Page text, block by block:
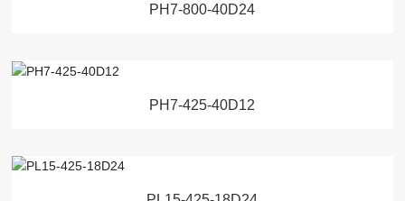
PH7-800-40D24
PH7-425-40D12